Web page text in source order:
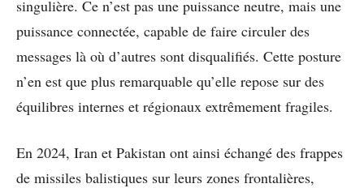
singulière. Ce n’est pas une puissance neutre, mais une
puissance connectée, capable de faire circuler des
messages là où d’autres sont disqualifiés. Cette posture
n’en est que plus remarquable qu’elle repose sur des
équilibres internes et régionaux extrêmement fragiles.
En 2024, Iran et Pakistan ont ainsi échangé des frappes
de missiles balistiques sur leurs zones frontalières,